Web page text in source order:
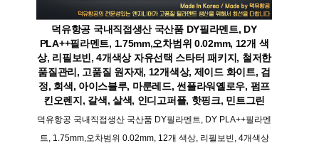
덕유항공 국내직접생산 국산품 DY필라멘트, DY
PLA++필라멘트, 1.75mm,오차범위 0.02mm, 12개 색
상, 리필보빈, 4개색상 자유선택 스타터 패키지, 철저한
품질관리, 고품질 원자재, 12개색상, 제이드 화이트, 검
정, 회색, 아이스블루, 마룬레드, 썬플라워옐로우, 펌프
킨오렌지, 갈색, 살색, 인디고퍼플, 핫핑크, 민트그린
덕유항공 국내직접생산 국산품 DY필라멘트, DY PLA++필라멘
트, 1.75mm,오차범위 0.02mm, 12개 색상, 리필보빈, 4개색상